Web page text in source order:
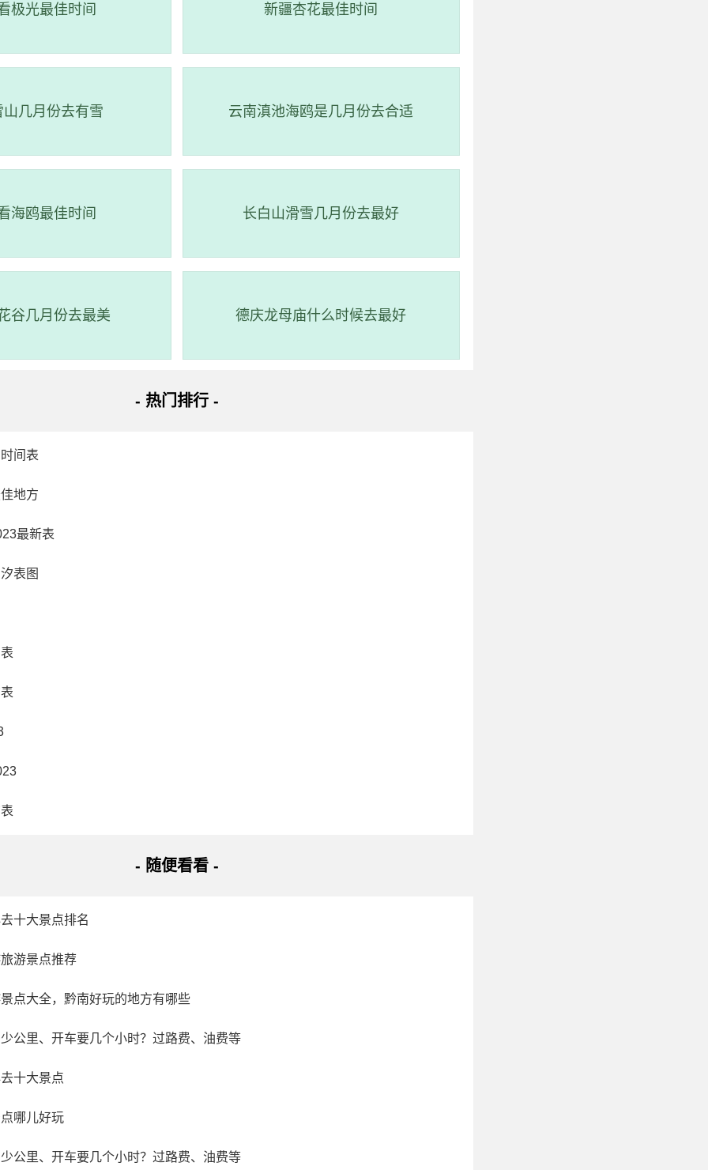
极光最佳时间 新疆杏花最佳时间
山几月份去有雪 云南滇池海鸥是几月份去合适
海鸥最佳时间 长白山滑雪几月份去最好
谷几月份去最美 德庆龙母庙什么时候去最好
- 热门排行 -
间表
地方
最新表
表图
- 随便看看 -
十大景点排名
游景点推荐
点大全，黔南好玩的地方有哪些
公里、开车要几个小时？过路费、油费等
十大景点
哪儿好玩
公里、开车要几个小时？过路费、油费等